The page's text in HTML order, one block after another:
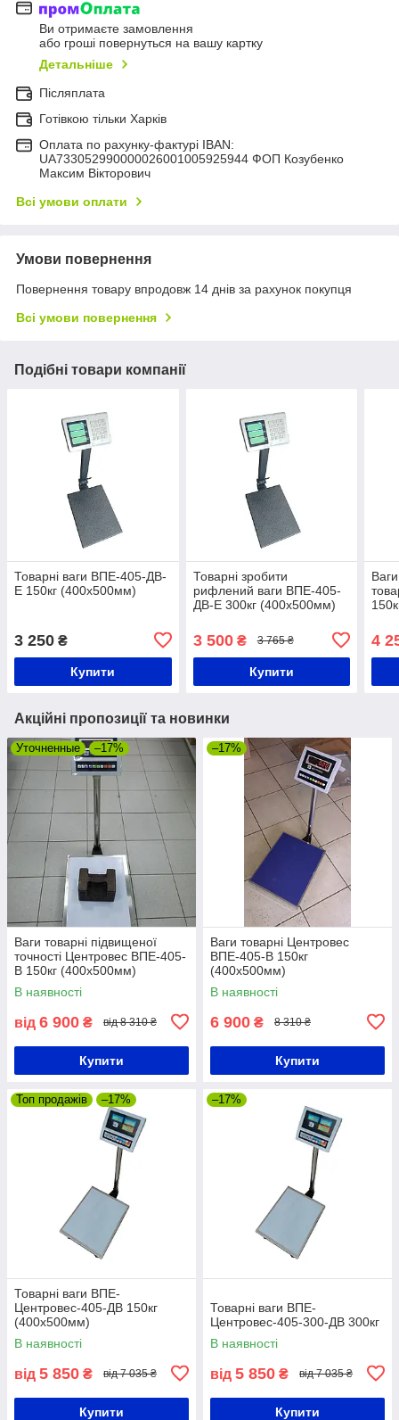
Ви отримаєте замовлення
або гроші повернуться на вашу картку
Детальніше
Післяплата
Готівкою тільки Харків
Оплата по рахунку-фактурі IBAN:
UA733052990000026001005925944 ФОП Козубенко
Максим Вікторович
Всі умови оплати
Умови повернення
Повернення товару впродовж 14 днів за рахунок покупця
Всі умови повернення
Подібні товари компанії
Товарні ваги ВПЕ-405-ДВ-
Е 150кг (400х500мм)
3 250 ₴
Купити
Товарні зробити
рифлений ваги ВПЕ-405-
ДВ-Е 300кг (400х500мм)
3 500₴ 3 765 ₴
Купити
4
Акційні пропозиції та новинки
Уточненные –17%
Ваги товарні підвищеної
точності Центровес ВПЕ-405-
В 150кг (400х500мм)
В наявності
від 6 900 ₴ від 8 310 ₴
Купити
–17%
Ваги товарні Центровес
ВПЕ-405-В 150кг
(400х500мм)
В наявності
6 900 ₴ 8 310 ₴
Купити
Топ продажів –17%
Товарні ваги ВПЕ-
Центровес-405-ДВ 150кг
(400х500мм)
В наявності
від 5 850 ₴ від 7 035 ₴
Купити
–17%
Товарні ваги ВПЕ-
Центровес-405-300-ДВ 300кг
В наявності
від 5 850 ₴ від 7 035 ₴
Купити